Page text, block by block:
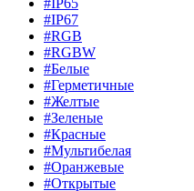
#IP67
#RGB
#RGBW
#Белые
#Герметичные
#Желтые
#Зеленые
#Красные
#Мультибелая
#Оранжевые
#Открытые